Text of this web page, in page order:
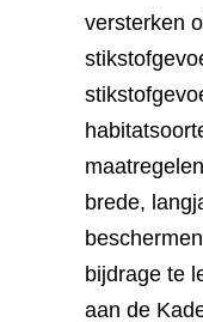
versterken
brede,
bijdrage te
aan de